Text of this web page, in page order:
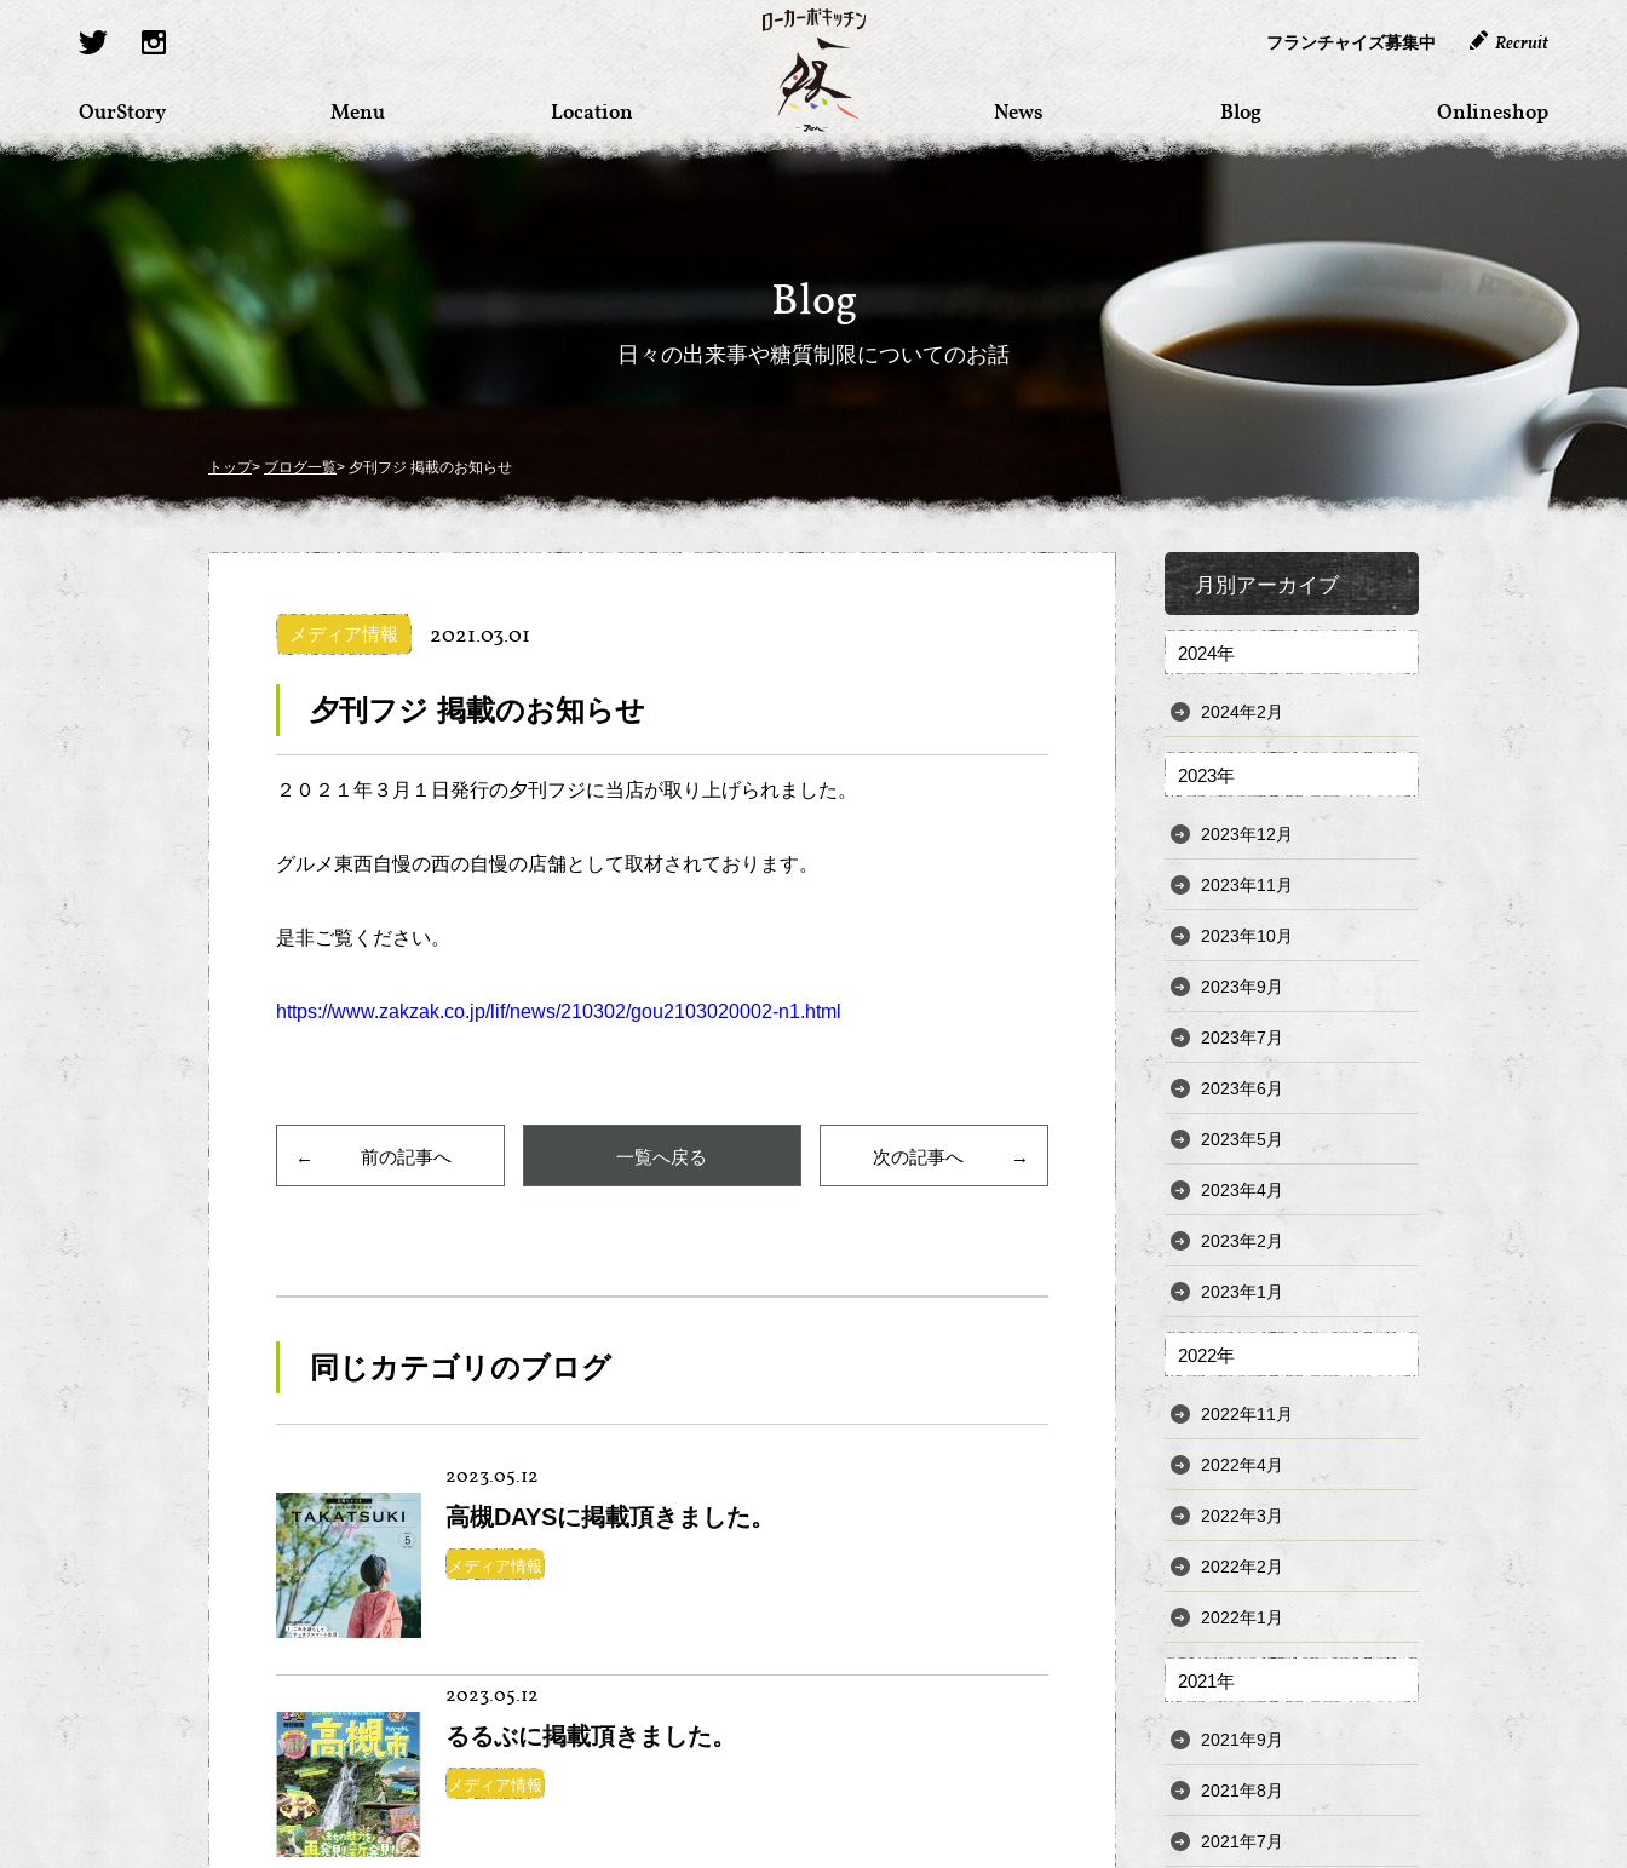
Recruit
フランチャイズ募集中
OurStory Menu Location News Blog Onlineshop
Blog
日々の出来事や糖質制限についてのお話
トップ> ブログ一覧> 夕刊フジ 掲載のお知らせ
月別アーカイブ
2024年
2024年2月
2023年
2023年12月
2023年11月
2023年10月
2023年9月
2023年7月
2023年6月
2023年5月
2023年4月
2023年2月
2023年1月
2022年
2022年11月
2022年4月
2022年3月
2022年2月
2022年1月
2021年
2021年9月
2021年8月
2021年7月
メディア情報 2021.03.01
夕刊フジ 掲載のお知らせ
２０２１年３月１日発行の夕刊フジに当店が取り上げられました。
グルメ東西自慢の西の自慢の店舗として取材されております。
是非ご覧ください。
https://www.zakzak.co.jp/lif/news/210302/gou2103020002-n1.html
前の記事へ 一覧へ戻る 次の記事へ
同じカテゴリのブログ
2023.05.12
高槻DAYSに掲載頂きました。
メディア情報
2023.05.12
るるぶに掲載頂きました。
メディア情報